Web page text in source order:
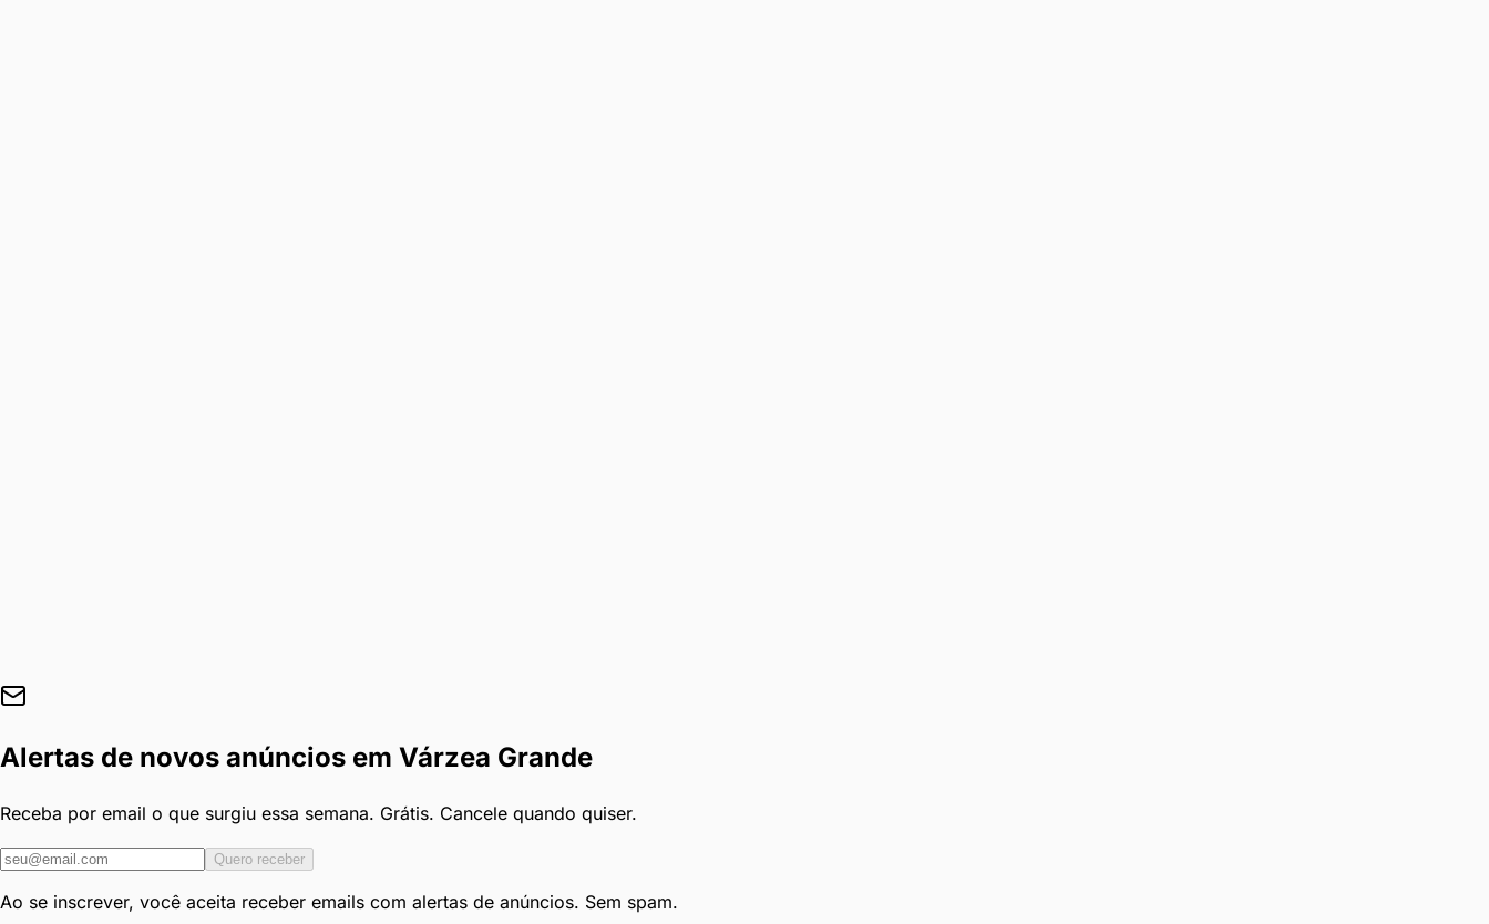
Alertas de novos anúncios em Várzea Grande
Receba por email o que surgiu essa semana. Grátis. Cancele quando quiser.
Quero receber
Ao se inscrever, você aceita receber emails com alertas de anúncios. Sem spam.